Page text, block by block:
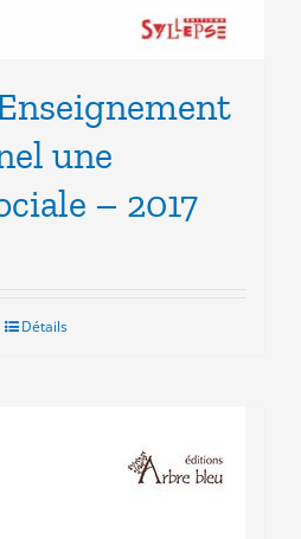
une
– 2017
Détails